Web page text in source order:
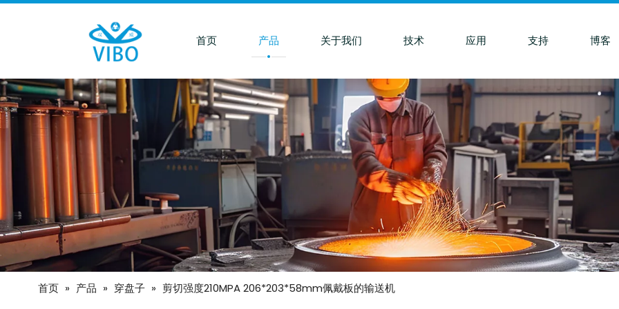
首页 产品 关于我们 技术 应用 支持 博客
首页 » 产品 » 穿盘子 » 剪切强度210MPA 206*203*58mm佩戴板的输送机